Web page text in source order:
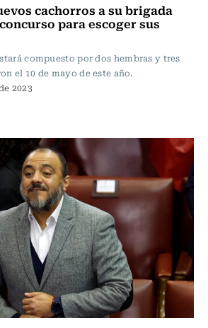
cachorros a su brigada
para escoger sus
compuesto por dos hembras y tres
el 10 de mayo de este año.
2023